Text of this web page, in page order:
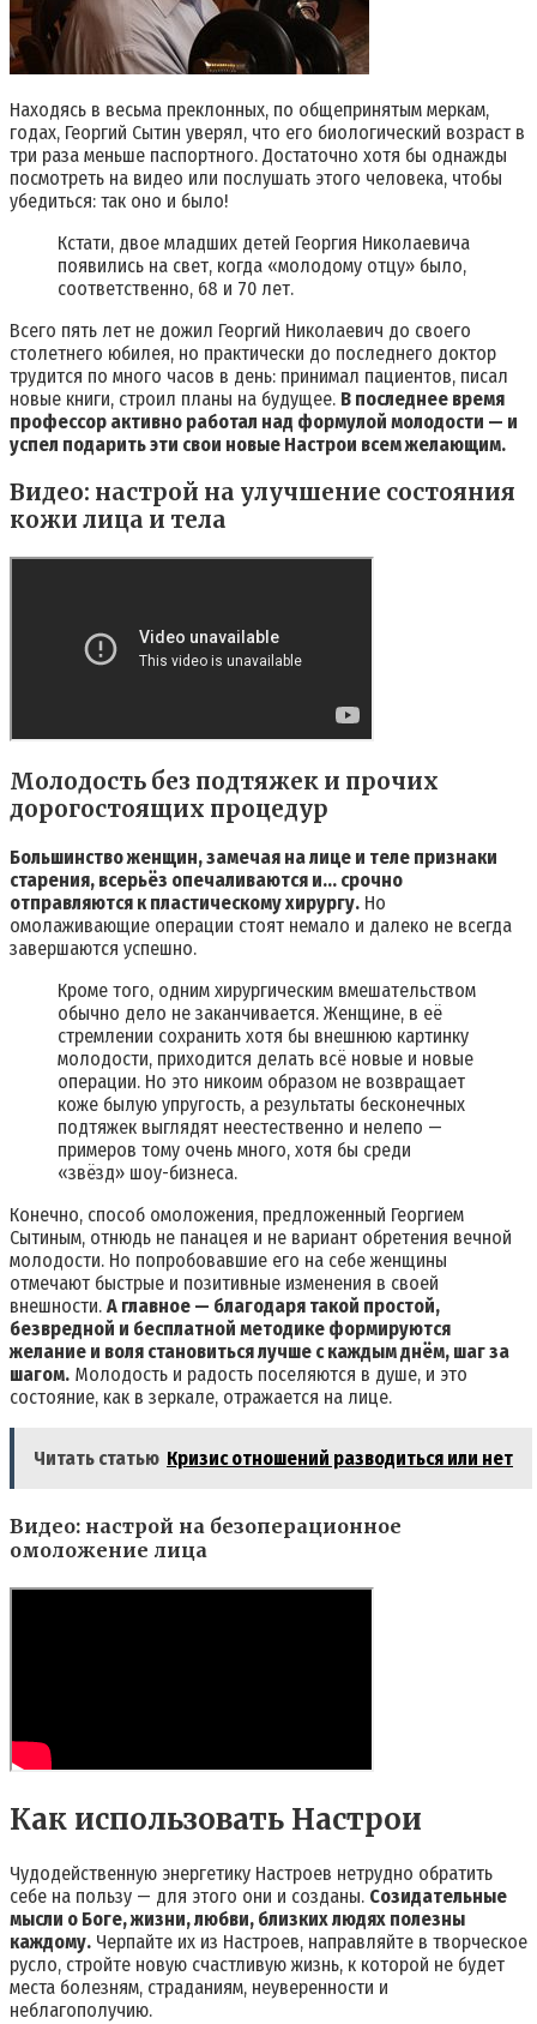
Находясь в весьма преклонных, по общепринятым меркам,
годах, Георгий Сытин уверял, что его биологический возраст в
три раза меньше паспортного. Достаточно хотя бы однажды
посмотреть на видео или послушать этого человека, чтобы
убедиться: так оно и было!
Кстати, двое младших детей Георгия Николаевича
появились на свет, когда «молодому отцу» было,
соответственно, 68 и 70 лет.
Всего пять лет не дожил Георгий Николаевич до своего
столетнего юбилея, но практически до последнего доктор
трудится по много часов в день: принимал пациентов, писал
новые книги, строил планы на будущее. В последнее время
профессор активно работал над формулой молодости — и
успел подарить эти свои новые Настрои всем желающим.
Видео: настрой на улучшение состояния
кожи лица и тела
Молодость без подтяжек и прочих
дорогостоящих процедур
Большинство женщин, замечая на лице и теле признаки
старения, всерьёз опечаливаются и… срочно
отправляются к пластическому хирургу. Но
омолаживающие операции стоят немало и далеко не всегда
завершаются успешно.
Кроме того, одним хирургическим вмешательством
обычно дело не заканчивается. Женщине, в её
стремлении сохранить хотя бы внешнюю картинку
молодости, приходится делать всё новые и новые
операции. Но это никоим образом не возвращает
коже былую упругость, а результаты бесконечных
подтяжек выглядят неестественно и нелепо —
примеров тому очень много, хотя бы среди
«звёзд» шоу-бизнеса.
Конечно, способ омоложения, предложенный Георгием
Сытиным, отнюдь не панацея и не вариант обретения вечной
молодости. Но попробовавшие его на себе женщины
отмечают быстрые и позитивные изменения в своей
внешности. А главное — благодаря такой простой,
безвредной и бесплатной методике формируются
желание и воля становиться лучше с каждым днём, шаг за
шагом. Молодость и радость поселяются в душе, и это
состояние, как в зеркале, отражается на лице.
Читать статью Кризис отношений разводиться или нет
Видео: настрой на безоперационное
омоложение лица
Как использовать Настрои
Чудодейственную энергетику Настроев нетрудно обратить
себе на пользу — для этого они и созданы. Созидательные
мысли о Боге, жизни, любви, близких людях полезны
каждому. Черпайте их из Настроев, направляйте в творческое
русло, стройте новую счастливую жизнь, к которой не будет
места болезням, страданиям, неуверенности и
неблагополучию.